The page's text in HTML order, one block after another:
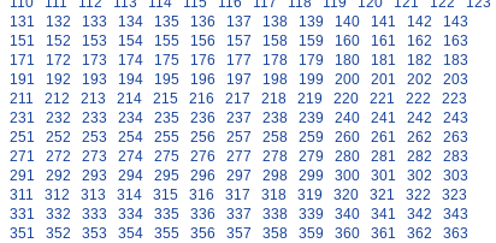
131 132 133 134 135 136 137 138 139 140 141 142
143
151 152 153 154 155 156 157 158 159 160 161 162
163
171 172 173 174 175 176 177 178 179 180 181 182
183
191 192 193 194 195 196 197 198 199 200 201 202
203
211 212 213 214 215 216 217 218 219 220 221 222
223
231 232 233 234 235 236 237 238 239 240 241 242
243
251 252 253 254 255 256 257 258 259 260 261 262
263
271 272 273 274 275 276 277 278 279 280 281 282
283
291 292 293 294 295 296 297 298 299 300 301 302
303
311 312 313 314 315 316 317 318 319 320 321 322
323
331 332 333 334 335 336 337 338 339 340 341 342
343
351 352 353 354 355 356 357 358 359 360 361 362
363